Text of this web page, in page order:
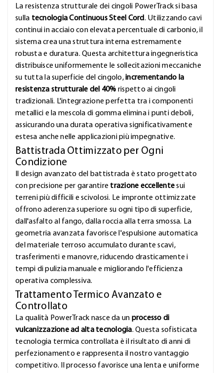
La resistenza strutturale dei cingoli PowerTrack si basa
sulla tecnologia Continuous Steel Cord. Utilizzando cavi
continui in acciaio con elevata percentuale di carbonio, il
sistema crea una struttura interna estremamente
robusta e duratura. Questa architettura ingegneristica
distribuisce uniformemente le sollecitazioni meccaniche
su tutta la superficie del cingolo,incrementando la
resistenza strutturale del 40% rispetto ai cingoli
tradizionali. L'integrazione perfetta tra i componenti
metallici e la mescola di gomma elimina i punti deboli,
assicurando una durata operativa significativamente
estesa anche nelle applicazioni più impegnative.
Battistrada Ottimizzato per Ogni
Condizione
Il design avanzato del battistrada è stato progettato
con precisione per garantire trazione eccellentesui
terreni più difficili e scivolosi. Le impronte ottimizzate
offrono aderenza superiore su ogni tipo di superficie,
dall'asfalto al fango, dalla roccia alla terra smossa. La
geometria avanzata favorisce l'espulsione automatica
del materiale terroso accumulato durante scavi,
trasferimenti e manovre, riducendo drasticamente i
tempi di pulizia manuale e migliorando l'efficienza
operativa complessiva.
Trattamento Termico Avanzato e
Controllato
La qualità PowerTrack nasce da un processo di
vulcanizzazione ad alta tecnologia. Questa sofisticata
tecnologia termica controllata è il risultato di anni di
perfezionamento e rappresenta il nostro vantaggio
competitivo. Il processo favorisce una lenta e uniforme